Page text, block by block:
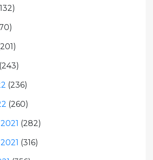
(243)
(236)
(260)
(282)
(316)